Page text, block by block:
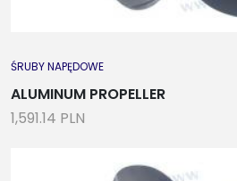
ŚRUBY NAPĘDOWE
ALUMINUM PROPELLER
1,591.14 PLN